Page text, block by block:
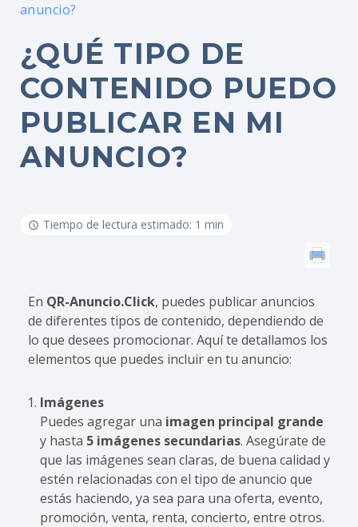
anuncio?
¿QUÉ TIPO DE
CONTENIDO PUEDO
PUBLICAR EN MI
ANUNCIO?
Tiempo de lectura estimado: 1 min
En QR-Anuncio.Click, puedes publicar anuncios
de diferentes tipos de contenido, dependiendo de
lo que desees promocionar. Aquí te detallamos los
elementos que puedes incluir en tu anuncio:
Imágenes
Puedes agregar una imagen principal grande
y hasta 5 imágenes secundarias. Asegúrate de
que las imágenes sean claras, de buena calidad y
estén relacionadas con el tipo de anuncio que
estás haciendo, ya sea para una oferta, evento,
promoción, venta, renta, concierto, entre otros.